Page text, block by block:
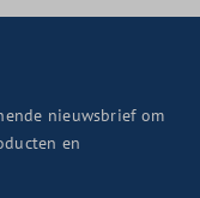
nieuwsbrief om
en